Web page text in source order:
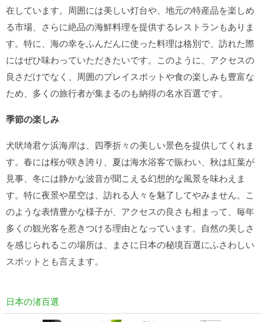
在しています。周囲には美しい灯台や、地元の特産品を楽しめ
る市場、さらに絶品の海鮮料理を提供するレストランもありま
す。特に、海の幸をふんだんに使った料理は格別で、訪れた際
にはぜひ味わっていただきたいです。このように、アクセスの
良さだけでなく、周囲のプレイスポットや食の楽しみも豊富な
ため、多くの旅行者が集まるのも納得の名水百選です。
季節の楽しみ
犬吠埼君ケ浜海岸は、四季折々の美しい景色を提供してくれま
す。春には桜が咲き誇り、夏は海水浴客で賑わい、秋は紅葉が
見事、冬には静かな波音が聞こえる幻想的な風景を味わえま
す。特に夜景や星空は、訪れる人々を魅了してやみません。こ
のような表情豊かな様子が、アクセスの良さも相まって、毎年
多くの観光客を惹きつける理由となっています。自然の美しさ
を感じられるこの場所は、まさに日本の秘境百選にふさわしい
スポットとも言えます。
日本の渚百選